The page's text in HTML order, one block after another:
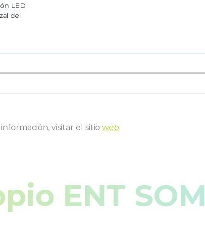
LED
del
visitar el sitio web
ENT SOM